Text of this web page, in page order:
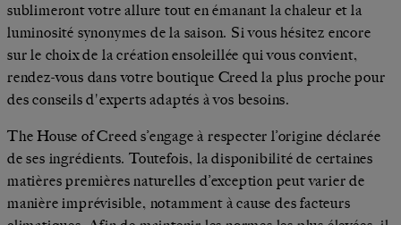
sublimeront votre allure tout en émanant la chaleur et la
luminosité synonymes de la saison. Si vous hésitez encore
sur le choix de la création ensoleillée qui vous convient,
rendez-vous dans votre boutique Creed la plus proche pour
des conseils d'experts adaptés à vos besoins.
The House of Creed s’engage à respecter l’origine déclarée
de ses ingrédients. Toutefois, la disponibilité de certaines
matières premières naturelles d’exception peut varier de
manière imprévisible, notamment à cause des facteurs